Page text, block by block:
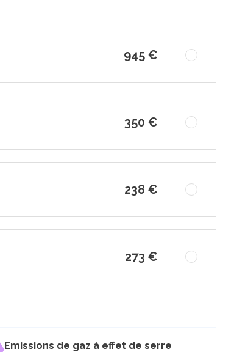
945 €
350 €
238 €
273 €
Emissions de gaz à effet de serre